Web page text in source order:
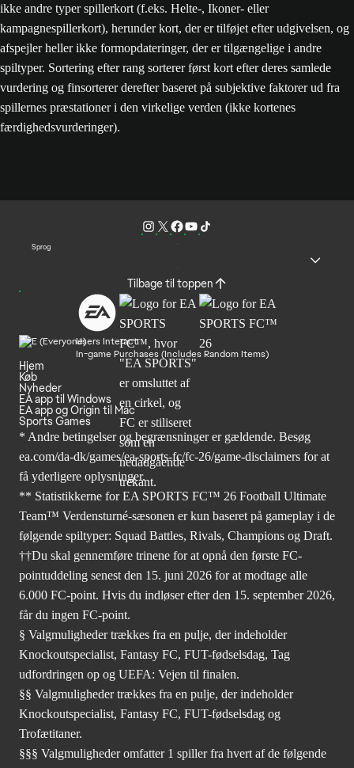
ikke andre typer spillerkort (f.eks. Helte-, Ikoner- eller
kampagnespillerkort), herunder kort, der er tilføjet efter udgivelsen, og
afspejler heller ikke formopdateringer, der er tilgængelige i andre
spiltyper. Sortering efter rang sorterer først kort efter deres samlede
vurdering og finsorterer derefter baseret på subjektive faktorer ud fra
spillernes præstationer i den virkelige verden (ikke kortenes
færdighedsvurderinger).
Sprog
Tilbage til toppen
Users Interact
In-game Purchases (Includes Random Items)
Hjem
Køb
Nyheder
EA app til Windows
EA app og Origin til Mac
Sports Games
* Andre betingelser og begrænsninger er gældende. Besøg
ea.com/da-dk/games/ea-sports-fc/fc-26/game-disclaimers for at
få yderligere oplysninger.
** Statistikkerne for EA SPORTS FC™ 26 Football Ultimate
Team™ Verdensturné-sæsonen er kun baseret på gameplay i de
følgende spiltyper: Squad Battles, Rivals, Champions og Draft.
††Du skal gennemføre trinene for at opnå den første FC-
pointuddeling senest den 15. juni 2026 for at modtage alle
6.000 FC-point. Hvis du indløser efter den 15. september 2026,
får du ingen FC-point.
§ Valgmuligheder trækkes fra en pulje, der indeholder
Knockoutspecialist, Fantasy FC, FUT-fødselsdag, Tag
udfordringen op og UEFA: Vejen til finalen.
§§ Valgmuligheder trækkes fra en pulje, der indeholder
Knockoutspecialist, Fantasy FC, FUT-fødselsdag og
Trofætitaner.
§§§ Valgmuligheder omfatter 1 spiller fra hvert af de følgende